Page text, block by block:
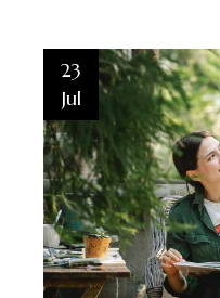
23
Jul